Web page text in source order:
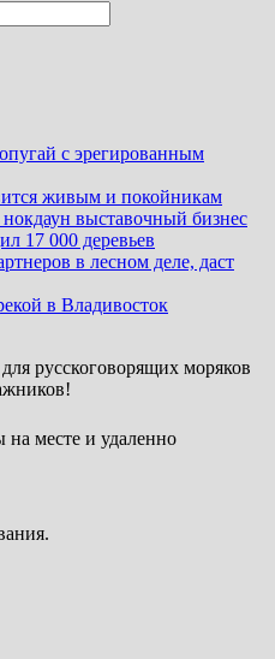
с эрегированным
живым и покойникам
выставочный бизнес
17 000 деревьев
в лесном деле, даст
в Владивосток
русскоговорящих моряков
месте и удаленно